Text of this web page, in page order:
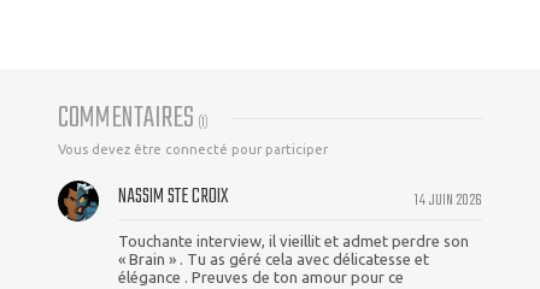
COMMENTAIRES (1)
Vous devez être connecté pour participer
14 JUIN 2026
NASSIM STE CROIX
Touchante interview, il vieillit et admet perdre son
« Brain » . Tu as géré cela avec délicatesse et
élégance . Preuves de ton amour pour ce